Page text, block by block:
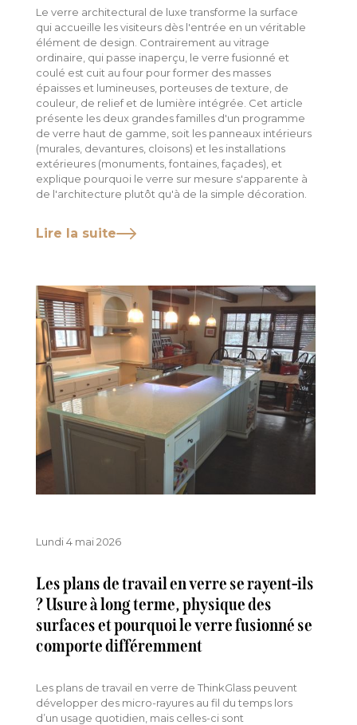
Le verre architectural de luxe transforme la surface
qui accueille les visiteurs dès l'entrée en un véritable
élément de design. Contrairement au vitrage
ordinaire, qui passe inaperçu, le verre fusionné et
coulé est cuit au four pour former des masses
épaisses et lumineuses, porteuses de texture, de
couleur, de relief et de lumière intégrée. Cet article
présente les deux grandes familles d'un programme
de verre haut de gamme, soit les panneaux intérieurs
(murales, devantures, cloisons) et les installations
extérieures (monuments, fontaines, façades), et
explique pourquoi le verre sur mesure s'apparente à
de l'architecture plutôt qu'à de la simple décoration.
Lire la suite
Lundi 4 mai 2026
Les plans de travail en verre se rayent-ils
? Usure à long terme, physique des
surfaces et pourquoi le verre fusionné se
comporte différemment
Les plans de travail en verre de ThinkGlass peuvent
développer des micro-rayures au fil du temps lors
d’un usage quotidien, mais celles-ci sont